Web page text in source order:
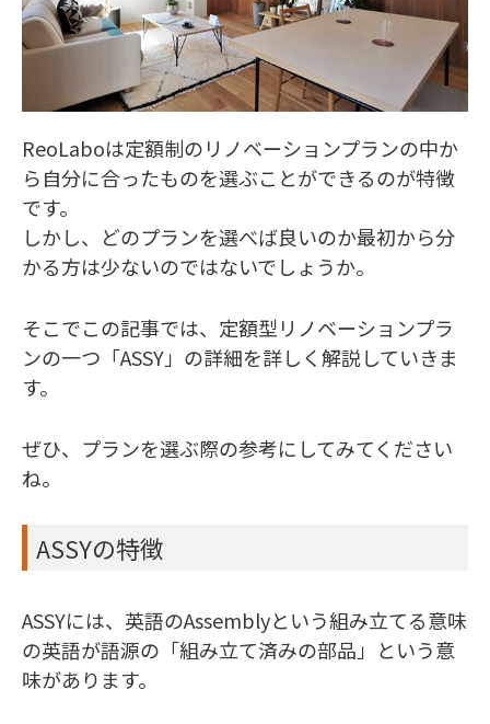
ReoLaboは定額制のリノベーションプランの中か
ら自分に合ったものを選ぶことができるのが特徴
です。
しかし、どのプランを選べば良いのか最初から分
かる方は少ないのではないでしょうか。
そこでこの記事では、定額型リノベーションプラ
ンの一つ「ASSY」の詳細を詳しく解説していきま
す。
ぜひ、プランを選ぶ際の参考にしてみてください
ね。
ASSYの特徴
ASSYには、英語のAssemblyという組み立てる意味
の英語が語源の「組み立て済みの部品」という意
味があります。